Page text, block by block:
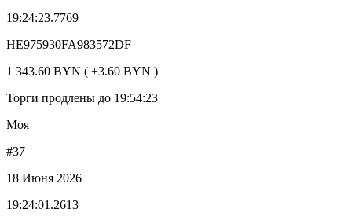
19:24:23.7769
HE975930FA983572DF
1 343.60 BYN ( +3.60 BYN )
Торги продлены до 19:54:23
Моя
#37
18 Июня 2026
19:24:01.2613